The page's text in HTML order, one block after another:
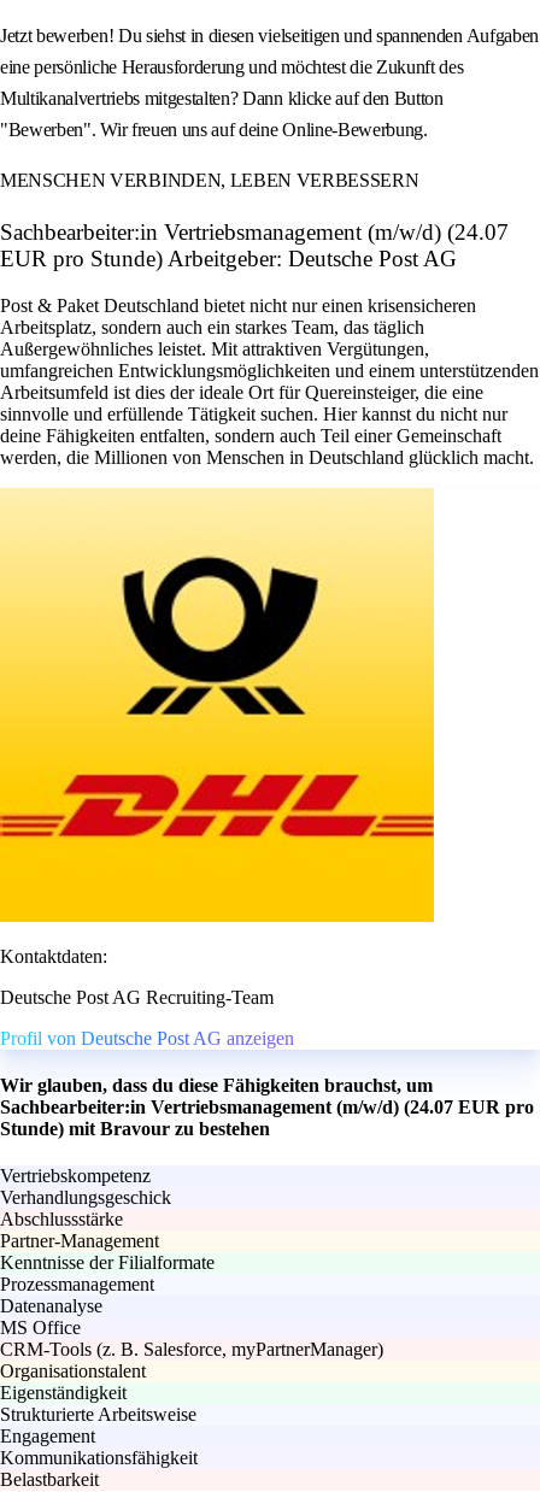
Jetzt bewerben! Du siehst in diesen vielseitigen und spannenden Aufgaben
eine persönliche Herausforderung und möchtest die Zukunft des
Multikanalvertriebs mitgestalten? Dann klicke auf den Button
"Bewerben". Wir freuen uns auf deine Online-Bewerbung.
MENSCHEN VERBINDEN, LEBEN VERBESSERN
Sachbearbeiter:in Vertriebsmanagement (m/w/d) (24.07
EUR pro Stunde) Arbeitgeber: Deutsche Post AG
Post & Paket Deutschland bietet nicht nur einen krisensicheren
Arbeitsplatz, sondern auch ein starkes Team, das täglich
Außergewöhnliches leistet. Mit attraktiven Vergütungen,
umfangreichen Entwicklungsmöglichkeiten und einem unterstützenden
Arbeitsumfeld ist dies der ideale Ort für Quereinsteiger, die eine
sinnvolle und erfüllende Tätigkeit suchen. Hier kannst du nicht nur
deine Fähigkeiten entfalten, sondern auch Teil einer Gemeinschaft
werden, die Millionen von Menschen in Deutschland glücklich macht.
Kontaktdaten:
Deutsche Post AG Recruiting-Team
Profil von Deutsche Post AG anzeigen
Wir glauben, dass du diese Fähigkeiten brauchst, um
Sachbearbeiter:in Vertriebsmanagement (m/w/d) (24.07 EUR pro
Stunde) mit Bravour zu bestehen
Vertriebskompetenz
Verhandlungsgeschick
Abschlussstärke
Partner-Management
Kenntnisse der Filialformate
Prozessmanagement
Datenanalyse
MS Office
CRM-Tools (z. B. Salesforce, myPartnerManager)
Organisationstalent
Eigenständigkeit
Strukturierte Arbeitsweise
Engagement
Kommunikationsfähigkeit
Belastbarkeit